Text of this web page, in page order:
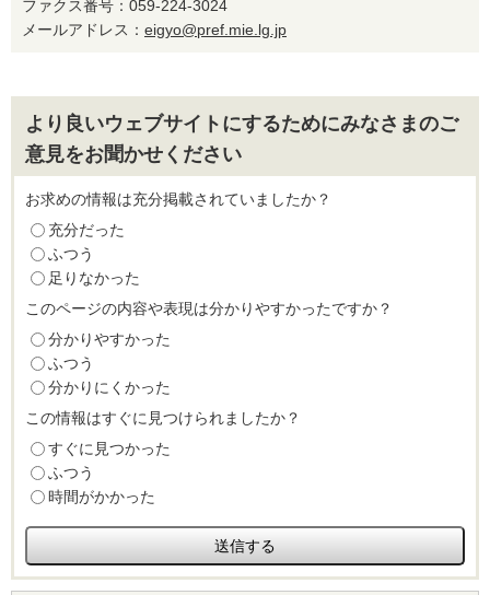
ファクス番号：059-224-3024
メールアドレス： eigyo@pref.mie.lg.jp
より良いウェブサイトにするためにみなさまのご
意見をお聞かせください
お求めの情報は充分掲載されていましたか？
充分だった
ふつう
足りなかった
このページの内容や表現は分かりやすかったですか？
分かりやすかった
ふつう
分かりにくかった
この情報はすぐに見つけられましたか？
すぐに見つかった
ふつう
時間がかかった